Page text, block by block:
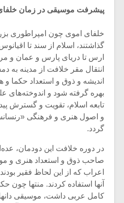
پیشرفت موسیقی در زمان
خلفای اموی چون امپراطوری
گذاشتند، اسلام از سند تا
ارس تا دریای پارس و عمان و
انتقال مقر خلافت از مدینه
اندیشه و ذوق و استعداد حکما و
بهره گرفته شود و
تابعه اسلام، تقویت و گسترش
و اصول هنری و فرهنگی
گردد.
در دوره خلافت این دودمان،
صاحب ذوق و استعداد هنری و
اعراب که از این لحاظ فقیر
آنها استفاده کردند. منتها
کامل عربی داشت، موسیقی